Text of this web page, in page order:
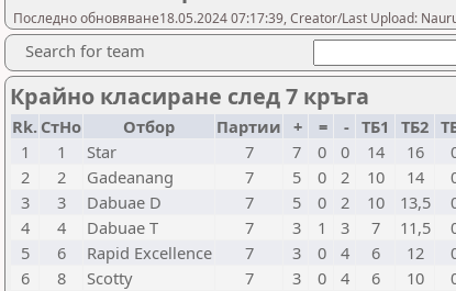
Последно обновяване18.05.2024 07:17:39, Creator/Last Upload:
Search for team
Крайно класиране след 7 кръга
Rk. СтНо Отбор Партии + = - ТБ1 ТБ2
1
1 Star 7 7 0 0 14 16
2
2 Gadeanang 7 5 0 2 10 14
3
3 Dabuae D 7 5 0 2 10 13,5
4
4 Dabuae T 7 3 1 3 7 11,5
5
6 Rapid Excellence 7 3 0 4 6 12
6
8 Scotty 7 3 0 4 6 10